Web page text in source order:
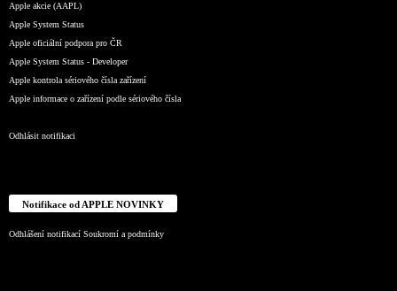
Apple akcie (AAPL)
Apple System Status
Apple oficiální podpora pro ČR
Apple System Status - Developer
Apple kontrola sériového čísla zařízení
Apple informace o zařízení podle sériového čísla
Odhlásit notifikaci
Notifikace od APPLE NOVINKY
Odhlášení notifikací Soukromí a podmínky